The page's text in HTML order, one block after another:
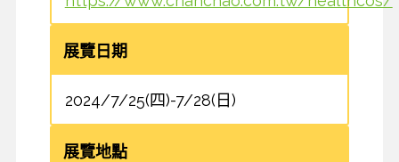
展覽日期
2024/7/25(四)-7/28(日)
展覽地點